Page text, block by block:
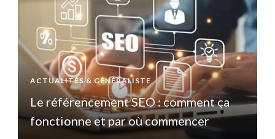
ACTUALITÉS & GÉNÉRALISTE
Le référencement SEO : comment ça
fonctionne et par où commencer